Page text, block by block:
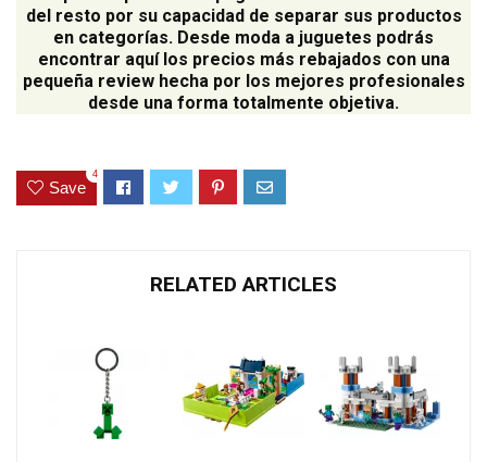
del resto por su capacidad de separar sus productos
en categorías. Desde moda a juguetes podrás
encontrar aquí los precios más rebajados con una
pequeña review hecha por los mejores profesionales
desde una forma totalmente objetiva.
Save
4
RELATED ARTICLES